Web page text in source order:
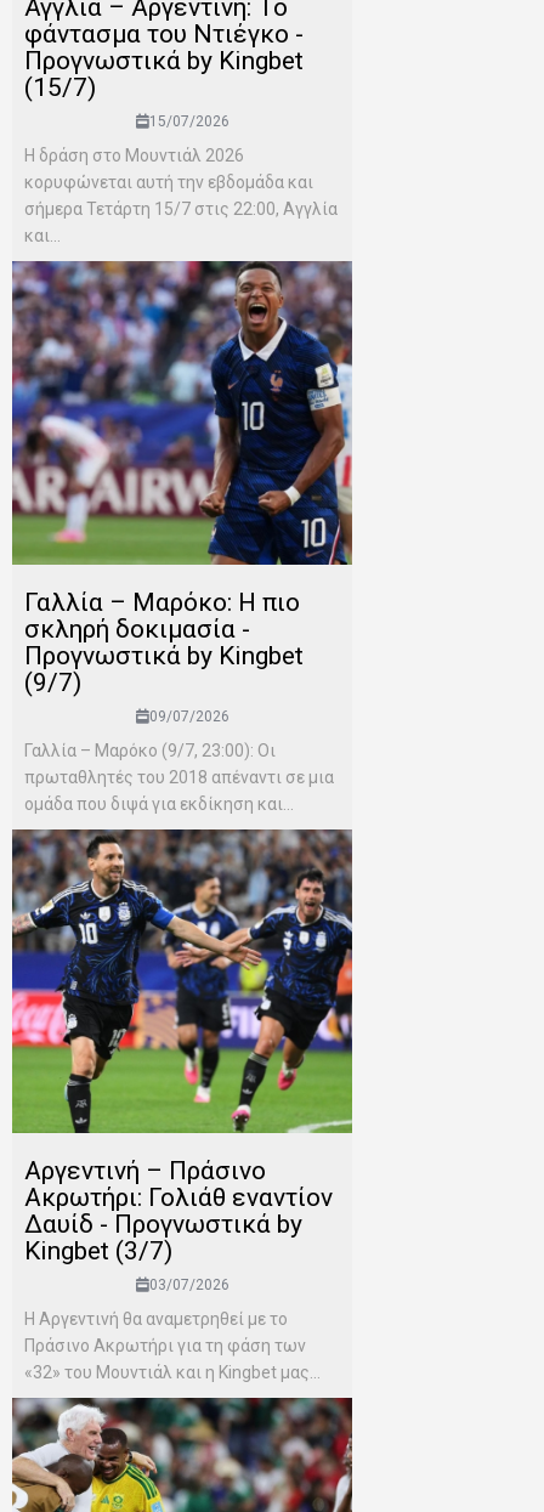
Αγγλία – Αργεντινή: Το
φάντασμα του Ντιέγκο -
Προγνωστικά by Kingbet
(15/7)
15/07/2026
Η δράση στο Μουντιάλ 2026
κορυφώνεται αυτή την εβδομάδα και
σήμερα Τετάρτη 15/7 στις 22:00, Αγγλία
και...
Γαλλία – Μαρόκο: Η πιο
σκληρή δοκιμασία -
Προγνωστικά by Kingbet
(9/7)
09/07/2026
Γαλλία – Μαρόκο (9/7, 23:00): Οι
πρωταθλητές του 2018 απέναντι σε μια
ομάδα που διψά για εκδίκηση και...
Αργεντινή – Πράσινο
Ακρωτήρι: Γολιάθ εναντίον
Δαυίδ - Προγνωστικά by
Kingbet (3/7)
03/07/2026
Η Αργεντινή θα αναμετρηθεί με το
Πράσινο Ακρωτήρι για τη φάση των
«32» του Μουντιάλ και η Kingbet μας...